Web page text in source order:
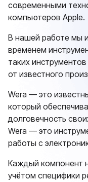
современными
компьютеров Apple.
В нашей работе мы
временем
таких
от известного
Wera — это
который
долговечность
Wera — это
работы с
Каждый компонент
учётом специфики